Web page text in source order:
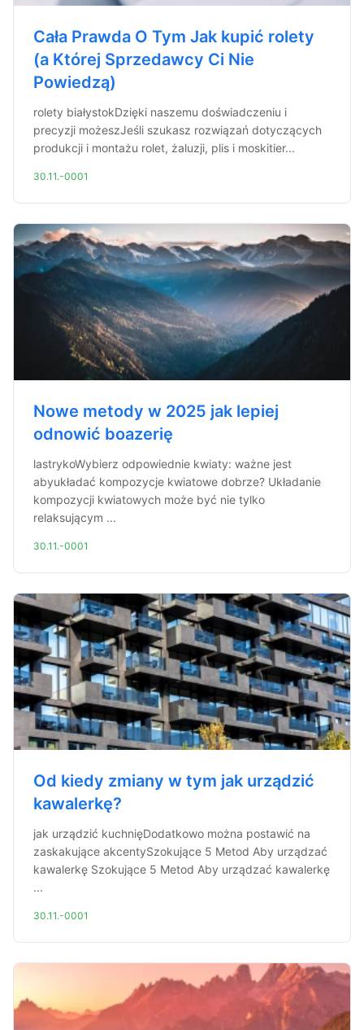
Cała Prawda O Tym Jak kupić rolety
(a Której Sprzedawcy Ci Nie
Powiedzą)
rolety białystokDzięki naszemu doświadczeniu i
precyzji możeszJeśli szukasz rozwiązań dotyczących
produkcji i montażu rolet, żaluzji, plis i moskitier...
30.11.-0001
Nowe metody w 2025 jak lepiej
odnowić boazerię
lastrykoWybierz odpowiednie kwiaty: ważne jest
abyukładać kompozycje kwiatowe dobrze? Układanie
kompozycji kwiatowych może być nie tylko
relaksującym ...
30.11.-0001
Od kiedy zmiany w tym jak urządzić
kawalerkę?
jak urządzić kuchnięDodatkowo można postawić na
zaskakujące akcentySzokujące 5 Metod Aby urządzać
kawalerkę Szokujące 5 Metod Aby urządzać kawalerkę
...
30.11.-0001